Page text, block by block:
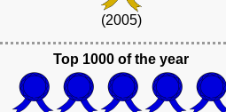
(2005)
Top 1000 of the year